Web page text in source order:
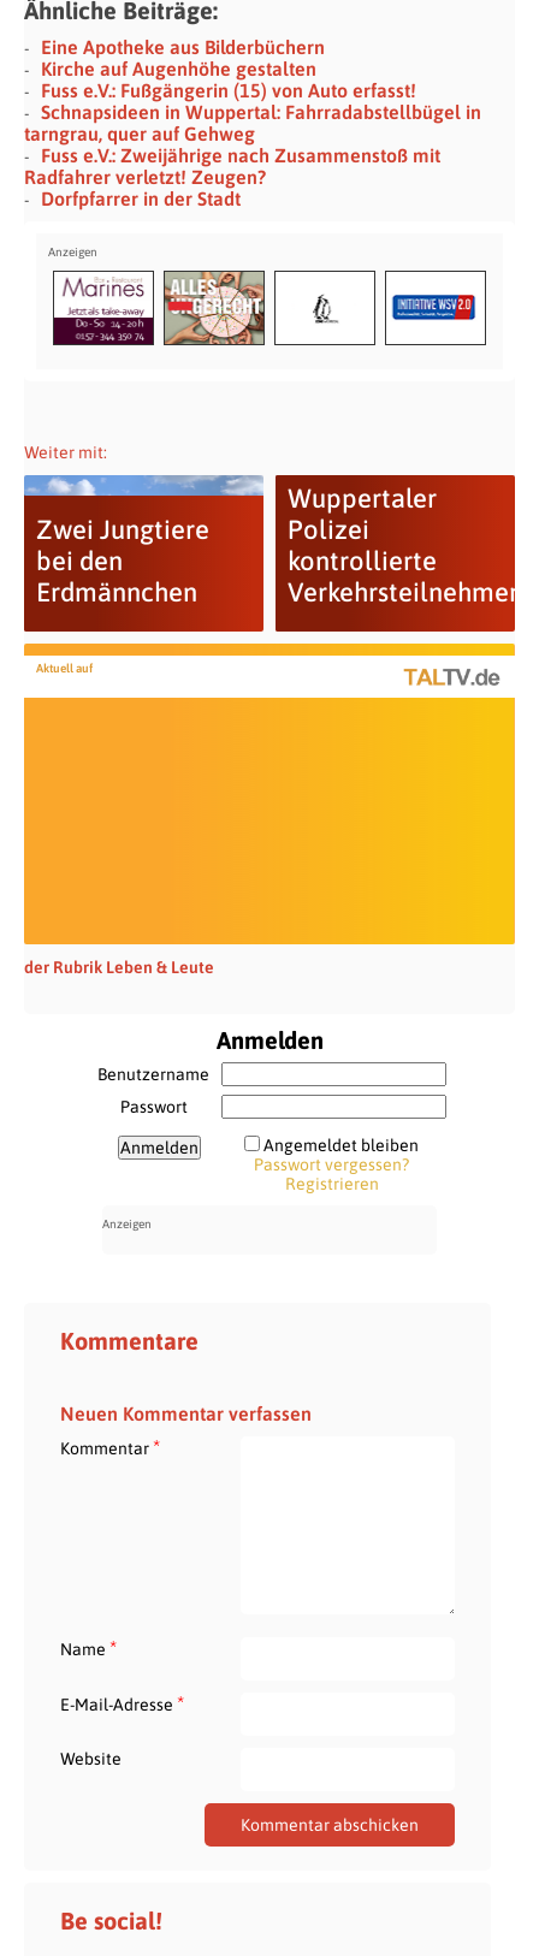
Ähnliche Beiträge:
Eine Apotheke aus Bilderbüchern
Kirche auf Augenhöhe gestalten
Fuss e.V.: Fußgängerin (15) von Auto erfasst!
Schnapsideen in Wuppertal: Fahrradabstellbügel in
tarngrau, quer auf Gehweg
Fuss e.V.: Zweijährige nach Zusammenstoß mit
Radfahrer verletzt! Zeugen?
Dorfpfarrer in der Stadt
Weiter mit:
Zwei Jungtiere
bei den
Erdmännchen
Wuppertaler
Polizei
kontrollierte
Verkehrsteilnehmer
Aktuell auf
der Rubrik Leben & Leute
Anmelden
Benutzername
Passwort
Angemeldet bleiben
Passwort vergessen?
Registrieren
Kommentare
Neuen Kommentar verfassen
Kommentar*
Name *
E-Mail-Adresse *
Website
Be social!